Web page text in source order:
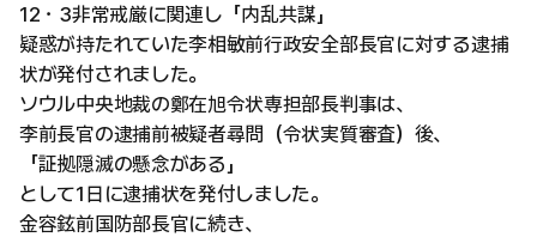
12・3非常戒厳に関連し「内乱共謀」
疑惑が持たれていた李相敏前行政安全部長官に対する逮捕
状が発付されました。
ソウル中央地裁の鄭在旭令状専担部長判事は、
李前長官の逮捕前被疑者尋問（令状実質審査）後、
「証拠隠滅の懸念がある」
として1日に逮捕状を発付しました。
金容鉉前国防部長官に続き、